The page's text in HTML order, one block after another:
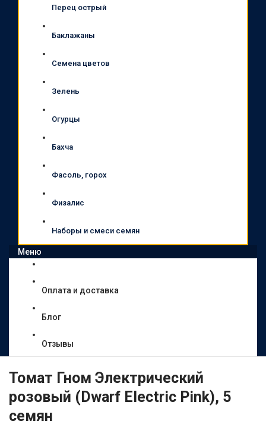
Перец острый
Баклажаны
Семена цветов
Зелень
Огурцы
Бахча
Фасоль, горох
Физалис
Наборы и смеси семян
Меню
Оплата и доставка
Блог
Отзывы
Томат Гном Электрический
розовый (Dwarf Electric Pink), 5
семян